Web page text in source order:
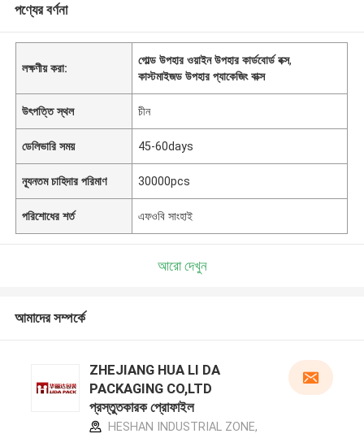
পণ্যের বর্ণনা
লক্ষণীয় করা:
গোল্ড উপহার ওয়াইন উপহার কার্ডবোর্ড বক্স,
কাস্টমাইজড উপহার প্যাকেজিং বাক্স
উৎপত্তি স্থল চীন
ডেলিভারি সময় 45-60days
ন্যূনতম চাহিদার পরিমাণ 30000pcs
পরিশোধের শর্ত এফওবি সাংহাই
আরো দেখুন
আমাদের সম্পর্কে
ZHEJIANG HUA LI DA
PACKAGING CO,LTD
প্রস্তুতকারক প্রোফাইল
HESHAN INDUSTRIAL ZONE,